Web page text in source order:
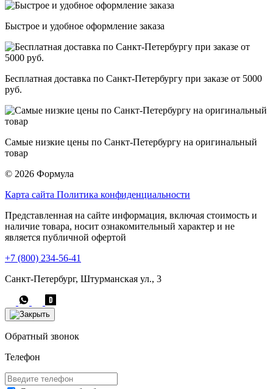
Быстрое и удобное оформление заказа
Бесплатная доставка по Санкт-Петербургу при заказе от 5000
руб.
Самые низкие цены по Санкт-Петербургу на оригинальный
товар
© 2026 Формула
Карта сайта Политика конфиденциальности
Представленная на сайте информация, включая стоимость и
наличие товара, носит ознакомительный характер и не
является публичной офертой
+7 (800) 234-56-41
Санкт-Петербург, Штурманская ул., 3
Обратный звонок
Телефон